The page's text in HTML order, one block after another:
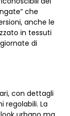
che
anche le
in tessuti
di
con dettagli
La